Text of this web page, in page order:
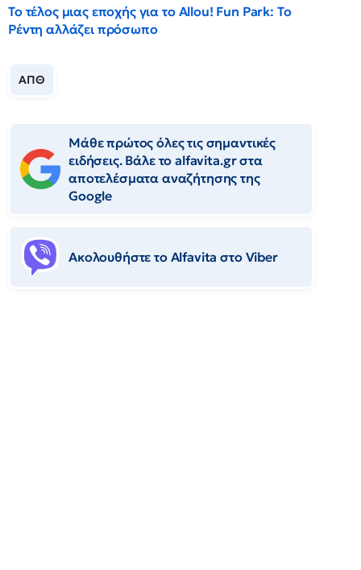
Το τέλος μιας εποχής για το Allou! Fun Park: Το
Ρέντη αλλάζει πρόσωπο
ΑΠΘ
Μάθε πρώτος όλες τις σημαντικές
ειδήσεις. Βάλε το alfavita.gr στα
αποτελέσματα αναζήτησης της
Google
Ακολουθήστε το Αlfavita στο Viber